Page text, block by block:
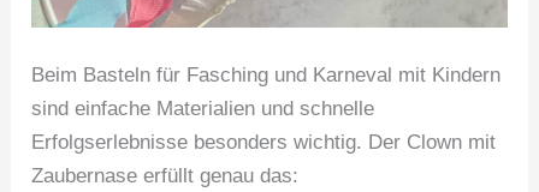
Beim Basteln für Fasching und Karneval mit Kindern
sind einfache Materialien und schnelle
Erfolgserlebnisse besonders wichtig. Der Clown mit
Zaubernase erfüllt genau das: